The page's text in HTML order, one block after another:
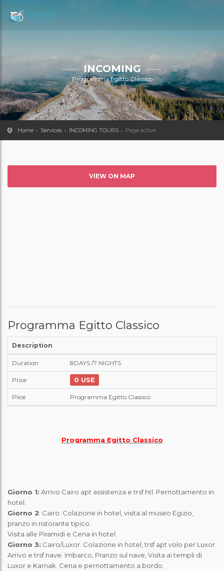
INCOMING
Programma Egitto Classico
Home Services INCOMING TOURS Page active
VIEW ON MAP
Programma Egitto Classico
Description
Duration 8DAYS /7 NIGHTS
Price 0 USE
Plice Programma Egitto Classico
Programma Egitto Classico
Giorno 1: Arrivo Cairo apt assistenza e trsf htl. Pernottamento in
hotel
Giorno 2: Cairo: Colazione in hotel, visita al museo Egizio
pranzo in ristorantetipico
Visita alle Piramidi e Cena in hotel.
Giorno 3: Cairo/Luxor. Colazione in hotel,trsf apt volo per Luxor.
Arrivo e trsf nave. Imbarco , Pranzo sul nave, Visita ai templi di
Luxor e Karnak. Cena e pernottamento a bordo.